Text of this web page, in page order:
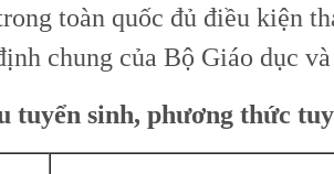
toàn quốc đủ điều kiện
chung của Bộ Giáo dục
tuyển sinh, phương thức